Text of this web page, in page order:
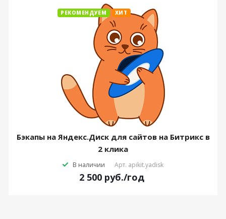
РЕКОМЕНДУЕМ ХИТ
Бэкапы на Яндекс.Диск для сайтов на Битрикс в
2 клика
В наличии Арт. apikit.yadisk
2 500 руб./год